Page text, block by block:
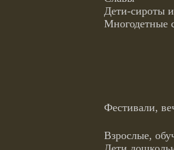
Дети-сироты
Фестивали,
Взрослые,